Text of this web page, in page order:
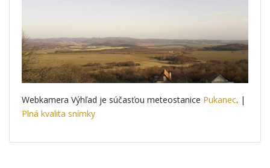
Webkamera Výhľad je súčasťou meteostanice Pukanec. |
Plná kvalita snímky